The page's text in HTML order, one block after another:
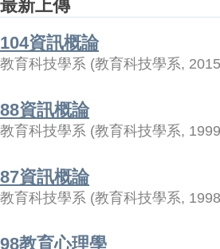
最新上傳
104資訊概論
教育科技學系 (教育科技學系, 2015
88資訊概論
教育科技學系 (教育科技學系, 1999
87資訊概論
教育科技學系 (教育科技學系, 1998
98教育心理學